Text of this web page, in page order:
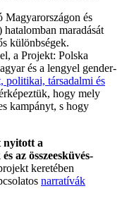
és
maradását
különbségek.
a Projekt: Polska
és a lengyel gender-
politikai, társadalmi és
hogy mely
kampányt, s hogy
a
az összeesküvés-
keretében
narratívák